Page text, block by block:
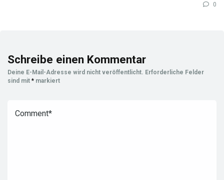
0
Schreibe einen Kommentar
Deine E-Mail-Adresse wird nicht veröffentlicht. Erforderliche Felder
sind mit * markiert